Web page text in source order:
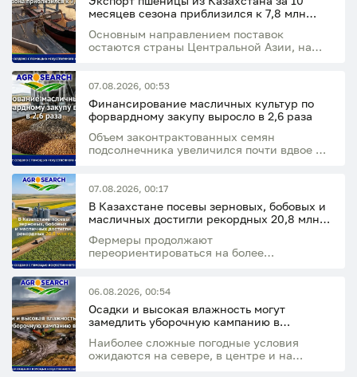
месяцев сезона приблизился к 7,8 млн
Основным направлением поставок
остаются страны Центральной Азии, на
07.08.2026, 00:53
Финансирование масличных культур по
форвардному закупу выросло в 2,6 раза
Объем законтрактованных семян
подсолнечника увеличился почти вдвое и
07.08.2026, 00:17
В Казахстане посевы зерновых, бобовых и
масличных достигли рекордных 20,8 млн
Фермеры продолжают
переориентироваться на более
подсолнечником
06.08.2026, 00:54
Осадки и высокая влажность могут
замедлить уборочную кампанию в
Наиболее сложные погодные условия
ожидаются на севере, в центре и на